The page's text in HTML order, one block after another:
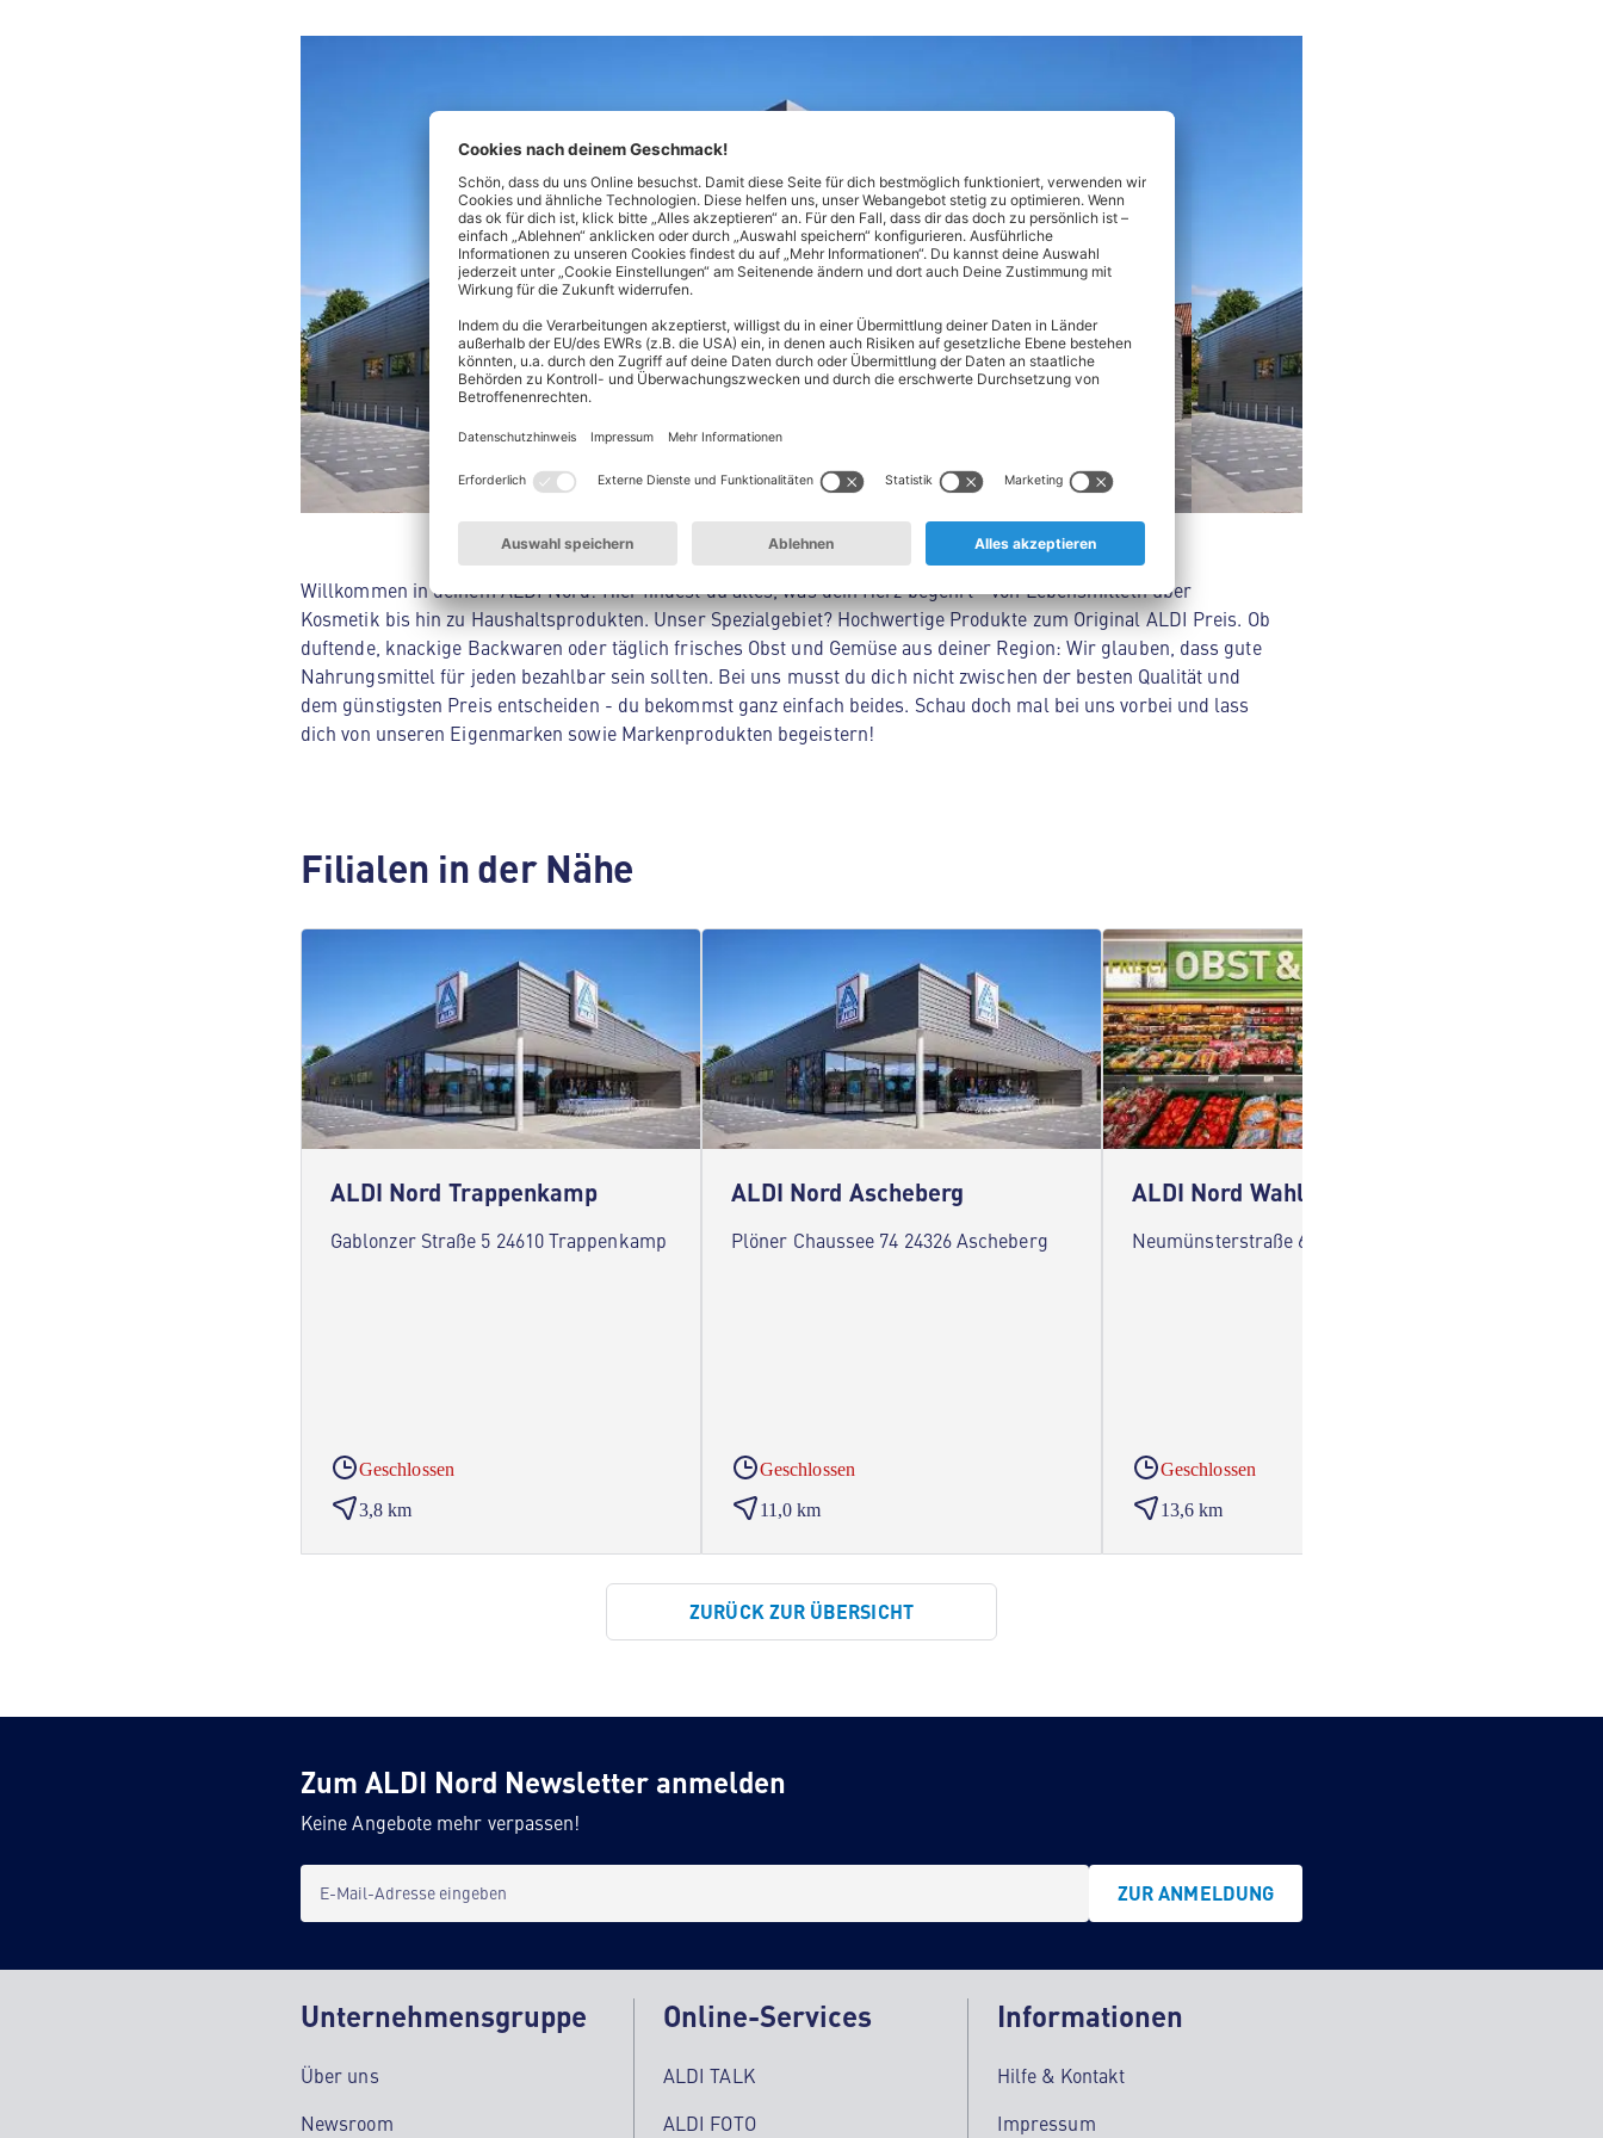
Willkommen in deinem ALDI Nord! Hier findest du alles, was dein Herz begehrt - von Lebensmitteln über
Kosmetik bis hin zu Haushaltsprodukten. Unser Spezialgebiet? Hochwertige Produkte zum Original ALDI Preis. Ob
duftende, knackige Backwaren oder täglich frisches Obst und Gemüse aus deiner Region: Wir glauben, dass gute
Nahrungsmittel für jeden bezahlbar sein sollten. Bei uns musst du dich nicht zwischen der besten Qualität und
dem günstigsten Preis entscheiden - du bekommst ganz einfach beides. Schau doch mal bei uns vorbei und lass
dich von unseren Eigenmarken sowie Markenprodukten begeistern!
Filialen in der Nähe
ALDI Nord Trappenkamp
Gablonzer Straße 5 24610 Trappenkamp
Geschlossen
3,8 km
ALDI Nord Ascheberg
Plöner Chaussee 74 24326 Ascheberg
Geschlossen
11,0 km
ALDI Nord Wahlstedt
Neumünsterstraße 6c 23812 Wahlstedt
Geschlossen
13,6 km
ZURÜCK ZUR ÜBERSICHT
Zum ALDI Nord Newsletter anmelden
Keine Angebote mehr verpassen!
E-Mail-Adresse eingeben ZUR ANMELDUNG
Unternehmensgruppe
Über uns
Newsroom
Online-Services
ALDI TALK
ALDI FOTO
Informationen
Hilfe & Kontakt
Impressum